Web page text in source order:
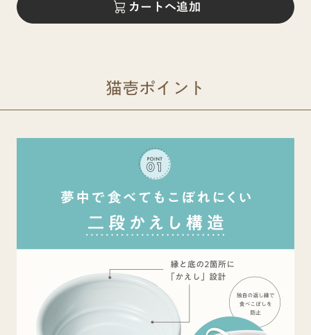
カートへ追加
猫壱ポイント